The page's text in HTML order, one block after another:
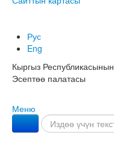
Рус
Eng
Кыргыз Республикасынын
Эсептөө палатасы
Меню